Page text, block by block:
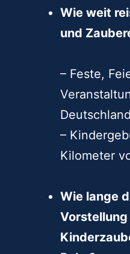
Wie weit
und
– Feste,
–
Kilometer
Wie lange
Vorstellung